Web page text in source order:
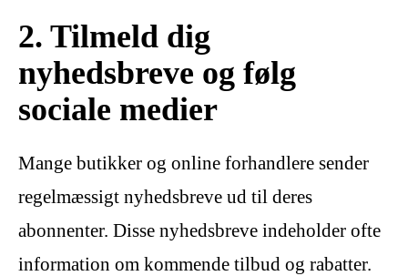
2. Tilmeld dig
nyhedsbreve og følg
sociale medier
Mange butikker og online forhandlere sender
regelmæssigt nyhedsbreve ud til deres
abonnenter. Disse nyhedsbreve indeholder ofte
information om kommende tilbud og rabatter.